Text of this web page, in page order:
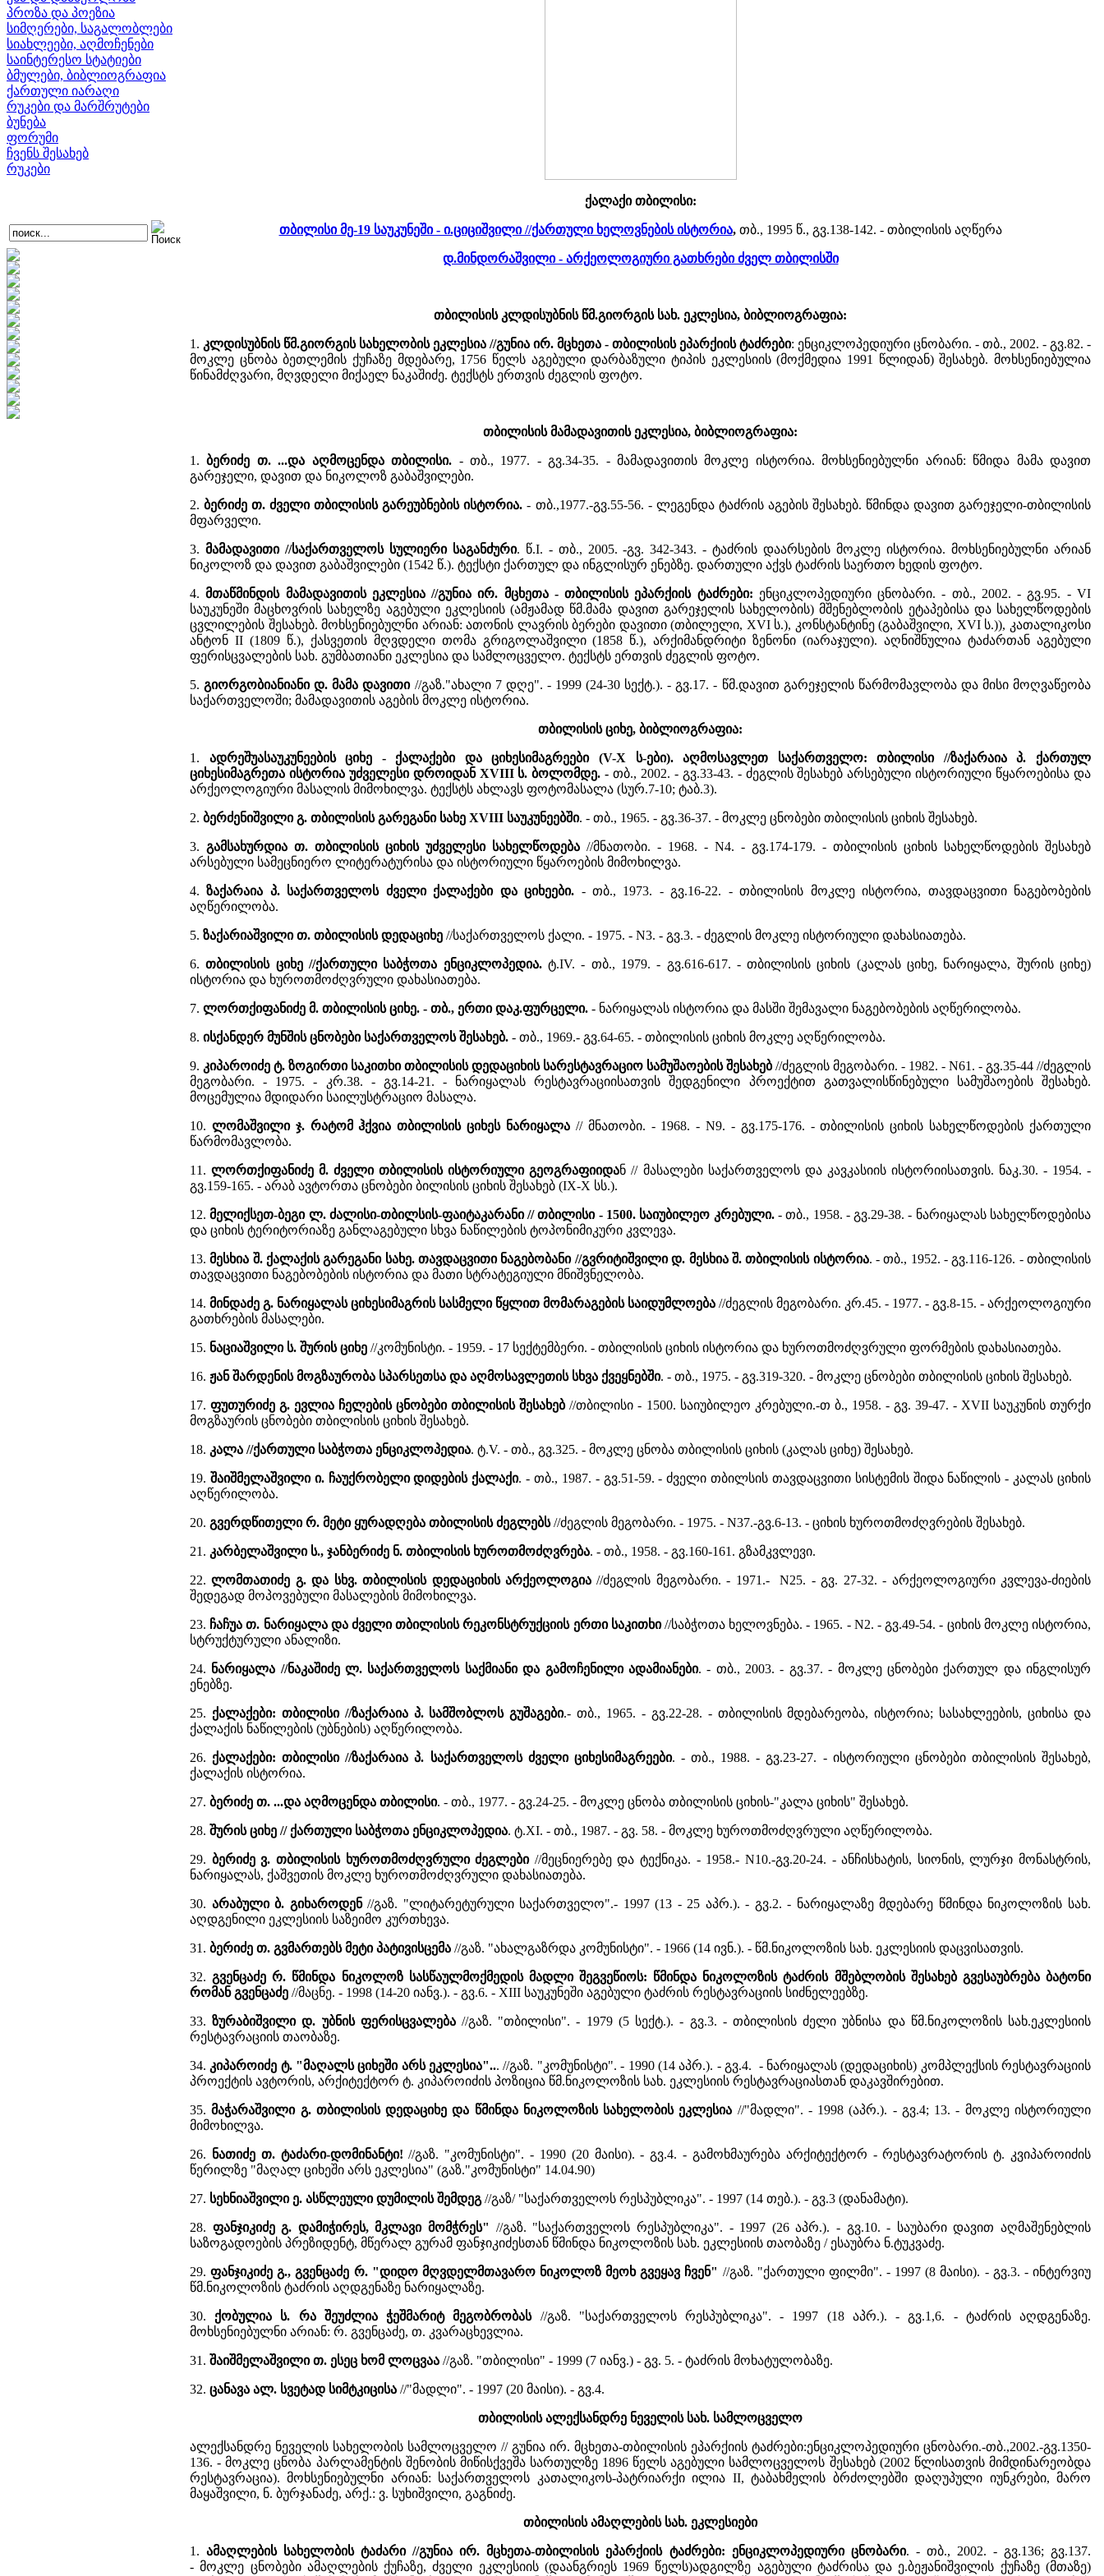
პროზა და პოეზია
სიმღერები, საგალობლები
სიახლეები, აღმოჩენები
საინტერესო სტატიები
ბმულები, ბიბლიოგრაფია
ქართული იარაღი
რუკები და მარშრუტები
ბუნება
ფორუმი
ჩვენს შესახებ
რუკები
ქალაქი თბილისი:
თბილისი მე-19 საუკუნეში - ი.ციციშვილი //ქართული ხელოვნების ისტორია,თბ., 1995 წ., გვ.138-142. - თბილისის აღწერა
დ.მინდორაშვილი - არქეოლოგიური გათხრები ძველ თბილისში
თბილისის კლდისუბნის წმ.გიორგის სახ. ეკლესია, ბიბლიოგრაფია:
1. კლდისუბნის წმ.გიორგის სახელობის ეკლესია //გუნია ირ. მცხეთა - თბილისის ეპარქიის ტაძრები: ენციკლოპედიური ცნობარი. - თბ., 2002. - გვ.82. -
მოკლე ცნობა ბეთლემის ქუჩაზე მდებარე, 1756 წელს აგებული დარბაზული ტიპის ეკლესიის (მოქმედია 1991 წლიდან) შესახებ. მოხსენიებულია
წინამძღვარი, მღვდელი მიქაელ ნაკაშიძე. ტექსტს ერთვის ძეგლის ფოტო.
თბილისის მამადავითის ეკლესია, ბიბლიოგრაფია:
1.ბერიძე თ. ...და აღმოცენდა თბილისი. - თბ., 1977. - გვ.34-35. - მამადავითის მოკლე ისტორია. მოხსენიებულნი არიან: წმიდა მამა დავით
გარეჯელი, დავით და ნიკოლოზ გაბაშვილები.
2.ბერიძე თ. ძველი თბილისის გარეუბნების ისტორია.- თბ.,1977.-გვ.55-56. - ლეგენდა ტაძრის აგების შესახებ. წმინდა დავით გარეჯელი-თბილისის
მფარველი.
3. მამადავითი //საქართველოს სულიერი საგანძური. წ.I. - თბ., 2005. -გვ. 342-343. - ტაძრის დაარსების მოკლე ისტორია. მოხსენიებულნი არიან
ნიკოლოზ და დავით გაბაშვილები (1542 წ.). ტექსტი ქართულ და ინგლისურ ენებზე. დართული აქვს ტაძრის საერთო ხედის ფოტო.
4.მთაწმინდის მამადავითის ეკლესია //გუნია ირ. მცხეთა - თბილისის ეპარქიის ტაძრები: ენციკლოპედიური ცნობარი. - თბ., 2002. - გვ.95. - VI
საუკუნეში მაცხოვრის სახელზე აგებული ეკლესიის (ამჟამად წმ.მამა დავით გარეჯელის სახელობის) მშენებლობის ეტაპებისა და სახელწოდების
ცვლილების შესახებ. მოხსენიებულნი არიან: ათონის ლავრის ბერები დავითი (თბილელი, XVI ს.), კონსტანტინე (გაბაშვილი, XVI ს.)), კათალიკოსი
ანტონ II (1809 წ.), ქასვეთის მღვდელი თომა გრიგოლაშვილი (1858 წ.), არქიმანდრიტი ზენონი (იარაჯული). აღნიშნულია ტაძართან აგებული
ფერისცვალების სახ. გუმბათიანი ეკლესია და სამლოცველო. ტექსტს ერთვის ძეგლის ფოტო.
5.გიორგობიანიანი დ. მამა დავითი//გაზ."ახალი 7 დღე". - 1999 (24-30 სექტ.). - გვ.17. - წმ.დავით გარეჯელის წარმომავლობა და მისი მოღვაწეობა
საქართველოში; მამადავითის აგების მოკლე ისტორია.
თბილისის ციხე, ბიბლიოგრაფია:
1. ადრეშუასაუკუნეების ციხე - ქალაქები და ციხესიმაგრეები (V-X ს-ები). აღმოსავლეთ საქართველო: თბილისი //ზაქარაია პ. ქართულ
ციხესიმაგრეთა ისტორია უძველესი დროიდან XVIII ს. ბოლომდე. -თბ., 2002. - გვ.33-43. - ძეგლის შესახებ არსებული ისტორიული წყაროებისა და
არქეოლოგიური მასალის მიმოხილვა. ტექსტს ახლავს ფოტომასალა (სურ.7-10; ტაბ.3).
2. ბერძენიშვილი გ. თბილისის გარეგანი სახე XVIII საუკუნეებში. - თბ., 1965. - გვ.36-37. - მოკლე ცნობები თბილისის ციხის შესახებ.
3. გამსახურდია თ. თბილისის ციხის უძველესი სახელწოდება //მნათობი. - 1968. - N4. - გვ.174-179. - თბილისის ციხის სახელწოდების შესახებ
არსებული სამეცნიერო ლიტერატურისა და ისტორიული წყაროების მიმოხილვა.
4.ზაქარაია პ. საქართველოს ძველი ქალაქები და ციხეები. - თბ., 1973. - გვ.16-22. - თბილისის მოკლე ისტორია, თავდაცვითი ნაგებობების
აღწერილობა.
5. ზაქარიაშვილი თ. თბილისის დედაციხე //საქართველოს ქალი. - 1975. - N3. - გვ.3. - ძეგლის მოკლე ისტორიული დახასიათება.
6.თბილისის ციხე //ქართული საბჭოთა ენციკლოპედია. ტ.IV. - თბ., 1979. - გვ.616-617. - თბილისის ციხის (კალას ციხე, ნარიყალა, შურის ციხე)
ისტორია და ხუროთმოძღვრული დახასიათება.
7. ლორთქიფანიძე მ. თბილისის ციხე. - თბ., ერთი დაკ.ფურცელი. - ნარიყალას ისტორია და მასში შემავალი ნაგებობების აღწერილობა.
8. ისქანდერ მუნშის ცნობები საქართველოს შესახებ. - თბ., 1969.- გვ.64-65. - თბილისის ციხის მოკლე აღწერილობა.
9. კიპაროიძე ტ. ზოგირთი საკითხი თბილისის დედაციხის სარესტავრაციო სამუშაოების შესახებ//ძეგლის მეგობარი. - 1982. - N61. - გვ.35-44 //ძეგლის
მეგობარი. - 1975. - კრ.38. - გვ.14-21. - ნარიყალას რესტავრაციისათვის შედგენილი პროექტით გათვალისწინებული სამუშაოების შესახებ.
მოცემულია მდიდარი საილუსტრაციო მასალა.
10. ლომაშვილი ჯ. რატომ ჰქვია თბილისის ციხეს ნარიყალა// მნათობი. - 1968. - N9. - გვ.175-176. - თბილისის ციხის სახელწოდების ქართული
წარმომავლობა.
11.ლორთქიფანიძე მ. ძველი თბილისის ისტორიული გეოგრაფიიდან // მასალები საქართველოს და კავკასიის ისტორიისათვის. ნაკ.30. - 1954. -
გვ.159-165. - არაბ ავტორთა ცნობები ბილისის ციხის შესახებ (IX-X სს.).
12.მელიქსეთ-ბეგი ლ. ძალისი-თბილსის-ფაიტაკარანი // თბილისი - 1500. საიუბილეო კრებული. - თბ., 1958. - გვ.29-38. - ნარიყალას სახელწოდებისა
და ციხის ტერიტორიაზე განლაგებული სხვა ნაწილების ტოპონიმიკური კვლევა.
13.მესხია შ. ქალაქის გარეგანი სახე. თავდაცვითი ნაგებობანი //გვრიტიშვილი დ. მესხია შ. თბილისის ისტორია. - თბ., 1952. - გვ.116-126. - თბილისის
თავდაცვითი ნაგებობების ისტორია და მათი სტრატეგიული მნიშვნელობა.
14. მინდაძე გ. ნარიყალას ციხესიმაგრის სასმელი წყლით მომარაგების საიდუმლოება //ძეგლის მეგობარი. კრ.45. - 1977. - გვ.8-15. - არქეოლოგიური
გათხრების მასალები.
15. ნაციაშვილი ს. შურის ციხე //კომუნისტი. - 1959. - 17 სექტემბერი. - თბილისის ციხის ისტორია და ხუროთმოძღვრული ფორმების დახასიათება.
16. ჟან შარდენის მოგზაურობა სპარსეთსა და აღმოსავლეთის სხვა ქვეყნებში. - თბ., 1975. - გვ.319-320. - მოკლე ცნობები თბილისის ციხის შესახებ.
17.ფუთურიძე გ. ევლია ჩელების ცნობები თბილისის შესახებ//თბილისი - 1500. საიუბილეო კრებული.-თ ბ., 1958. - გვ. 39-47. - XVII საუკუნის თურქი
მოგზაურის ცნობები თბილისის ციხის შესახებ.
18. კალა //ქართული საბჭოთა ენციკლოპედია. ტ.V. - თბ., გვ.325. - მოკლე ცნობა თბილისის ციხის (კალას ციხე) შესახებ.
19. შაიშმელაშვილი ი. ჩაუქრობელი დიდების ქალაქი. - თბ., 1987. - გვ.51-59. - ძველი თბილსის თავდაცვითი სისტემის შიდა ნაწილის - კალას ციხის
აღწერილობა.
20. გვერდწითელი რ. მეტი ყურადღება თბილისის ძეგლებს//ძეგლის მეგობარი. - 1975. - N37.-გვ.6-13. - ციხის ხუროთმოძღვრების შესახებ.
21. კარბელაშვილი ს., ჯანბერიძე ნ. თბილისის ხუროთმოძღვრება. - თბ., 1958. - გვ.160-161. გზამკვლევი.
22.ლომთათიძე გ. და სხვ. თბილისის დედაციხის არქეოლოგია//ძეგლის მეგობარი. - 1971.- N25. - გვ. 27-32. - არქეოლოგიური კვლევა-ძიების
შედეგად მოპოვებული მასალების მიმოხილვა.
23. ჩაჩუა თ. ნარიყალა და ძველი თბილისის რეკონსტრუქციის ერთი საკითხი//საბჭოთა ხელოვნება. - 1965. - N2. - გვ.49-54. - ციხის მოკლე ისტორია,
სტრუქტურული ანალიზი.
24. ნარიყალა //ნაკაშიძე ლ. საქართველოს საქმიანი და გამოჩენილი ადამიანები. - თბ., 2003. - გვ.37. - მოკლე ცნობები ქართულ და ინგლისურ
ენებზე.
25. ქალაქები: თბილისი //ზაქარაია პ. სამშობლოს გუშაგები.- თბ., 1965. - გვ.22-28. - თბილისის მდებარეობა, ისტორია; სასახლეების, ციხისა და
ქალაქის ნაწილების (უბნების) აღწერილობა.
26. ქალაქები: თბილისი //ზაქარაია პ. საქართველოს ძველი ციხესიმაგრეები. - თბ., 1988. - გვ.23-27. - ისტორიული ცნობები თბილისის შესახებ,
ქალაქის ისტორია.
27. ბერიძე თ. ...და აღმოცენდა თბილისი. - თბ., 1977. - გვ.24-25. - მოკლე ცნობა თბილისის ციხის-"კალა ციხის" შესახებ.
28. შურის ციხე // ქართული საბჭოთა ენციკლოპედია. ტ.XI. - თბ., 1987. - გვ. 58. - მოკლე ხუროთმოძღვრული აღწერილობა.
29. ბერიძე ვ. თბილისის ხუროთმოძღვრული ძეგლები//მეცნიერებე და ტექნიკა. - 1958.- N10.-გვ.20-24. - ანჩისხატის, სიონის, ლურჯი მონასტრის,
ნარიყალას, ქაშვეთის მოკლე ხუროთმოძღვრული დახასიათება.
30. არაბული ბ. გიხაროდენ//გაზ. "ლიტარეტურული საქართველო".- 1997 (13 - 25 აპრ.). - გვ.2. - ნარიყალაზე მდებარე წმინდა ნიკოლოზის სახ.
აღდგენილი ეკლესიის საზეიმო კურთხევა.
31. ბერიძე თ. გვმართებს მეტი პატივისცემა //გაზ. "ახალგაზრდა კომუნისტი". - 1966 (14 ივნ.). - წმ.ნიკოლოზის სახ. ეკლესიის დაცვისათვის.
32.გვენცაძე რ. წმინდა ნიკოლოზ სასწაულმოქმედის მადლი შეგვეწიოს: წმინდა ნიკოლოზის ტაძრის მშებლობის შესახებ გვესაუბრება ბატონი
რომან გვენცაძე //მაცნე. - 1998 (14-20 იანვ.). - გვ.6. - XIII საუკუნეში აგებული ტაძრის რესტავრაციის სიძნელეებზე.
33.ზურაბიშვილი დ. უბნის ფერისცვალება//გაზ. "თბილისი". - 1979 (5 სექტ.). - გვ.3. - თბილისის ძელი უბნისა და წმ.ნიკოლოზის სახ.ეკლესიის
რესტავრაციის თაობაზე.
34. კიპაროიძე ტ. "მაღალს ციხეში არს ეკლესია"... //გაზ. "კომუნისტი". - 1990 (14 აპრ.). - გვ.4. - ნარიყალას (დედაციხის) კომპლექსის რესტავრაციის
პროექტის ავტორის, არქიტექტორ ტ. კიპაროიძის პოზიცია წმ.ნიკოლოზის სახ. ეკლესიის რესტავრაციასთან დაკავშირებით.
35.მაჭარაშვილი გ. თბილისის დედაციხე და წმინდა ნიკოლოზის სახელობის ეკლესია //"მადლი". - 1998 (აპრ.). - გვ.4; 13. - მოკლე ისტორიული
მიმოხილვა.
26. ნათიძე თ. ტაძარი-დომინანტი! //გაზ. "კომუნისტი". - 1990 (20 მაისი). - გვ.4. - გამოხმაურება არქიტექტორ - რესტავრატორის ტ. კვიპაროიძის
წერილზე "მაღალ ციხეში არს ეკლესია" (გაზ."კომუნისტი" 14.04.90)
27. სეხნიაშვილი ე. ასწლეული დუმილის შემდეგ//გაზ/ "საქართველოს რესპუბლიკა". - 1997 (14 თებ.). - გვ.3 (დანამატი).
28. ფანჯიკიძე გ. დამიჭირეს, მკლავი მომჭრეს" //გაზ. "საქართველოს რესპუბლიკა". - 1997 (26 აპრ.). - გვ.10. - საუბარი დავით აღმაშენებლის
საზოგადოების პრეზიდენტ, მწერალ გურამ ფანჯიკიძესთან წმინდა ნიკოლოზის სახ. ეკლესიის თაობაზე / ესაუბრა ნ.ტუკვაძე.
29.ფანჯიკიძე გ., გვენცაძე რ. "დიდო მღვდელმთავარო ნიკოლოზ მეოხ გვეყავ ჩვენ" //გაზ. "ქართული ფილმი". - 1997 (8 მაისი). - გვ.3. - ინტერვიუ
წმ.ნიკოლოზის ტაძრის აღდგენაზე ნარიყალაზე.
30. ქობულია ს. რა შეუძლია ჭეშმარიტ მეგობრობას//გაზ. "საქართველოს რესპუბლიკა". - 1997 (18 აპრ.). - გვ.1,6. - ტაძრის აღდგენაზე.
მოხსენიებულნი არიან: რ. გვენცაძე, თ. კვარაცხევლია.
31. შაიშმელაშვილი თ. ესეც ხომ ლოცვაა //გაზ. "თბილისი" - 1999 (7 იანვ.) - გვ. 5. - ტაძრის მოხატულობაზე.
32. ცანავა ალ. სვეტად სიმტკიცისა //"მადლი". - 1997 (20 მაისი). - გვ.4.
თბილისის ალექსანდრე ნეველის სახ. სამლოცველო
ალექსანდრე ნეველის სახელობის სამლოცველო // გუნია ირ. მცხეთა-თბილისის ეპარქიის ტაძრები:ენციკლოპედიური ცნობარი.-თბ.,2002.-გვ.1350-
136. - მოკლე ცნობა პარლამენტის შენობის მიწისქვეშა სართულზე 1896 წელს აგებული სამლოცველოს შესახებ (2002 წლისათვის მიმდინარეობდა
რესტავრაცია). მოხსენიებულნი არიან: საქართველოს კათალიკოს-პატრიარქი ილია II, ტაბახმელის ბრძოლებში დაღუპული იუნკრები, მარო
მაყაშვილი, ნ. ბურჯანაძე, არქ.: ვ. სუხიშვილი, გაგნიძე.
თბილისის ამაღლების სახ. ეკლესიები
1.ამაღლების სახელობის ტაძარი //გუნია ირ. მცხეთა-თბილისის ეპარქიის ტაძრები: ენციკლოპედიური ცნობარი. - თბ., 2002. - გვ.136; გვ.137.
- მოკლე ცნობები ამაღლების ქუჩაზე, ძველი ეკლესიის (დაანგრიეს 1969 წელს)ადგილზე აგებული ტაძრისა და ე.ბეჟანიშვილის ქუჩაზე (მთაზე)